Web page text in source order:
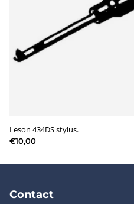
Leson 434DS stylus.
€10,00
Contact